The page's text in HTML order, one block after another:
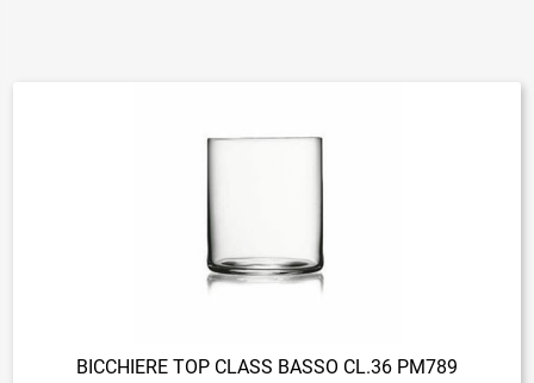
BICCHIERE TOP CLASS BASSO CL.36 PM789